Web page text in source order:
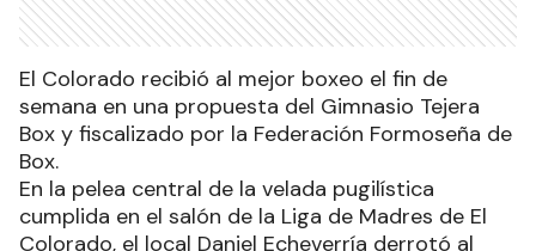
El Colorado recibió al mejor boxeo el fin de
semana en una propuesta del Gimnasio Tejera
Box y fiscalizado por la Federación Formoseña de
Box.
En la pelea central de la velada pugilística
cumplida en el salón de la Liga de Madres de El
Colorado, el local Daniel Echeverría derrotó al